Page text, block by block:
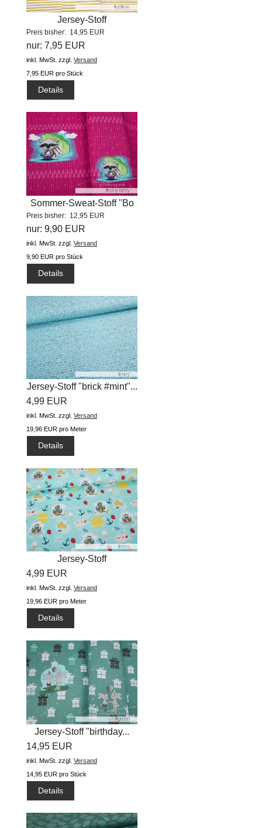
Jersey-Stoff
"lieblingsküken...
Preis bisher: 14,95 EUR
nur: 7,95 EUR
inkl. MwSt. zzgl. Versand
7,95 EUR pro Stück
Details
Sommer-Sweat-Stoff "Bo
#rainy...
Preis bisher: 12,95 EUR
nur: 9,90 EUR
inkl. MwSt. zzgl. Versand
9,90 EUR pro Stück
Details
Jersey-Stoff "brick #mint"...
4,99 EUR
inkl. MwSt. zzgl. Versand
19,96 EUR pro Meter
Details
Jersey-Stoff
"Sommerliebe...
4,99 EUR
inkl. MwSt. zzgl. Versand
19,96 EUR pro Meter
Details
Jersey-Stoff "birthday...
14,95 EUR
inkl. MwSt. zzgl. Versand
14,95 EUR pro Stück
Details